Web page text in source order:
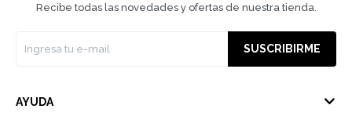
Recibe todas las novedades y ofertas de nuestra tienda.
SUSCRIBIRME
AYUDA